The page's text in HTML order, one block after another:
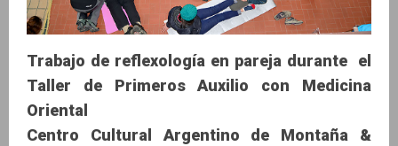
Trabajo de reflexología en pareja durante el
Taller de Primeros Auxilio con Medicina
Oriental
Centro Cultural Argentino de Montaña &